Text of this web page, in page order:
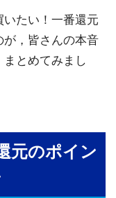
いたい！一番還元
，皆さんの本音
とめてみまし
元のポイン